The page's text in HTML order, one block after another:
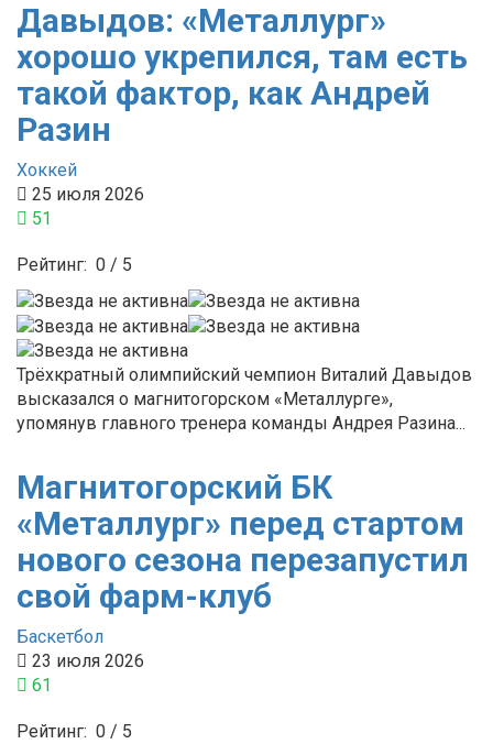
Давыдов: «Металлург»
хорошо укрепился, там есть
такой фактор, как Андрей
Разин
Хоккей
25 июля 2026
51
Рейтинг: 0 / 5
Трёхкратный олимпийский чемпион Виталий Давыдов
высказался о магнитогорском «Металлурге»,
упомянув главного тренера команды Андрея Разина...
Магнитогорский БК
«Металлург» перед стартом
нового сезона перезапустил
свой фарм-клуб
Баскетбол
23 июля 2026
61
Рейтинг: 0 / 5